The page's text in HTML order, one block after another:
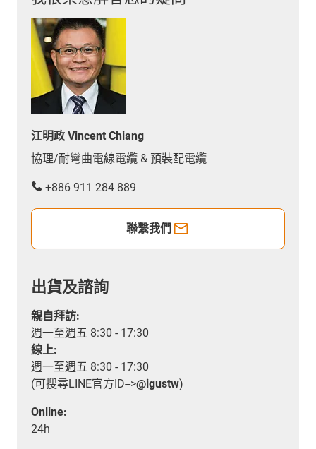
江明政 Vincent Chiang
協理/耐彎曲電線電纜 & 預裝配電纜
+886 911 284 889
聯繫我們
出貨及諮詢
親自拜訪:
週一至週五 8:30 - 17:30
線上:
週一至週五 8:30 - 17:30
(可搜尋LINE官方ID-->@igustw)
Online:
24h